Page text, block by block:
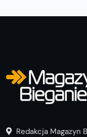
Redakcja Magazyn